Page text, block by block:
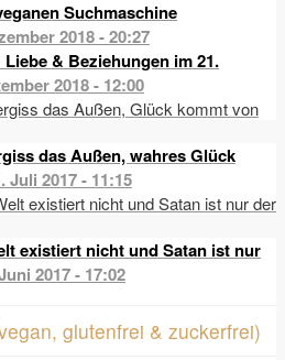
Suchmaschine
2018 - 20:27
& Beziehungen im 21.
2018 - 12:00
das Außen, wahres Glück
Juli 2017 - 11:15
existiert nicht und Satan ist nur
2017 - 17:02
glutenfrei & zuckerfrei)